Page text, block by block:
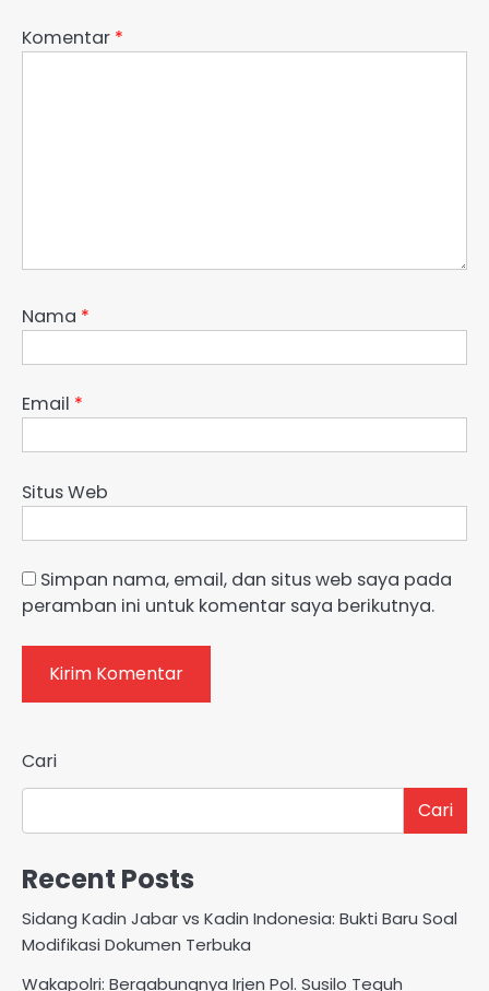
Komentar *
Nama *
Email *
Situs Web
Simpan nama, email, dan situs web saya pada
peramban ini untuk komentar saya berikutnya.
Cari
Cari
Recent Posts
Sidang Kadin Jabar vs Kadin Indonesia: Bukti Baru Soal
Modifikasi Dokumen Terbuka
Wakapolri: Bergabungnya Irjen Pol. Susilo Teguh